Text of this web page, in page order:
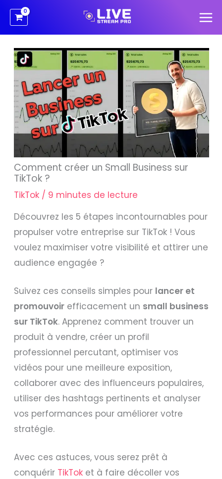
Aller
au
contenu
Comment créer un Small Business sur
TikTok ?
TikTok / 9 minutes de lecture
Découvrez les 5 étapes incontournables pour
propulser votre entreprise sur TikTok ! Vous
voulez maximiser votre visibilité et attirer une
audience engagée ?
Suivez ces conseils simples pour lancer et
promouvoir efficacement un small business
sur TikTok. Apprenez comment trouver un
produit à vendre, créer un profil
professionnel percutant, optimiser vos
vidéos pour une meilleure exposition,
collaborer avec des influenceurs populaires,
utiliser des hashtags pertinents et analyser
vos performances pour améliorer votre
stratégie.
Avec ces astuces, vous serez prêt à
conquérir TikTok et à faire décoller vos